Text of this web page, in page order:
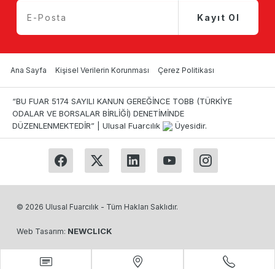
Kayıt Ol
Ana Sayfa Kişisel Verilerin Korunması Çerez Politikası
“BU FUAR 5174 SAYILI KANUN GEREĞİNCE TOBB (TÜRKİYE
ODALAR VE BORSALAR BİRLİĞİ) DENETİMİNDE
DÜZENLENMEKTEDİR” | Ulusal Fuarcılık
Üyesidir.
© 2026 Ulusal Fuarcılık - Tüm Hakları Saklıdır.
Web Tasarım: NEWCLICK